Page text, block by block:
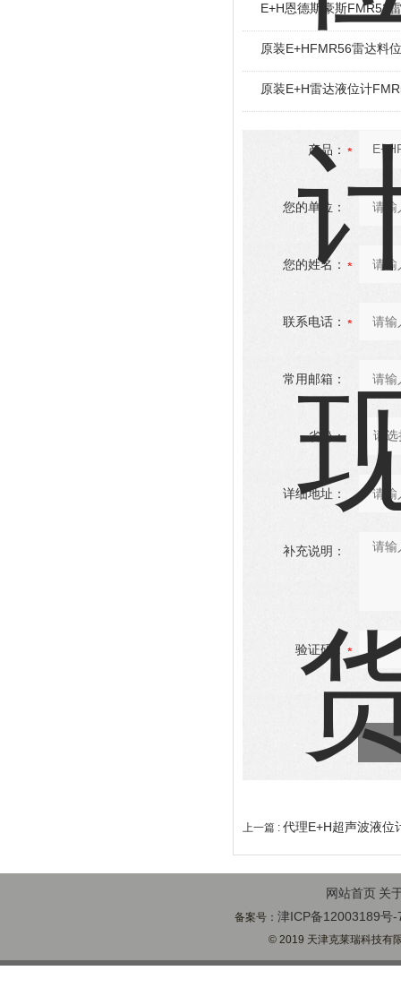
E+H恩德斯豪斯FMR52
原装E+HFMR56雷达料
原装E+H雷达液位计
产品：
您的单位：
您的姓名：
联系电话：
常用邮箱：
省份：
详细地址：
补充说明：
验证码：
上一篇 : 代理E+H超声波液位
网站首页 关
备案号：津ICP备12003189号-
© 2019 天津克莱瑞科技有